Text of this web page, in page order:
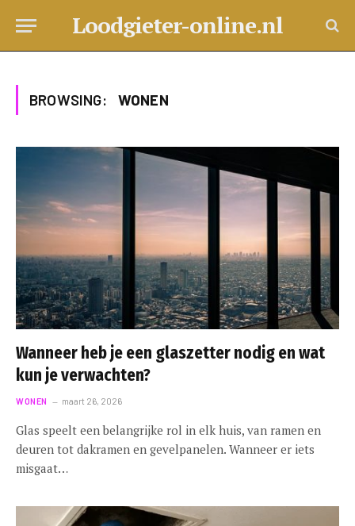
Loodgieter-online.nl
BROWSING: WONEN
Wanneer heb je een glaszetter nodig en wat
kun je verwachten?
WONEN maart 26, 2026
Glas speelt een belangrijke rol in elk huis, van ramen en
deuren tot dakramen en gevelpanelen. Wanneer er iets
misgaat…